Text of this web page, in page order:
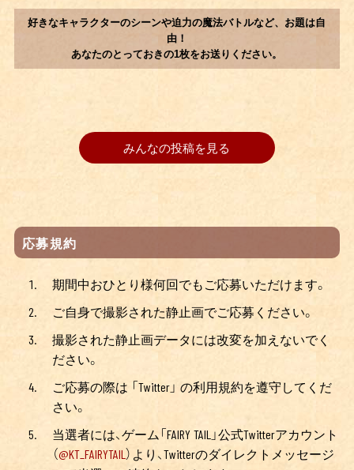
好きなキャラクターのシーンや迫力の魔法バトルなど、お題は自
由！
あなたのとっておきの1枚をお送りください。
みんなの投稿を見る
応募規約
期間中おひとり様何回でもご応募いただけます。
ご自身で撮影された静止画でご応募ください。
撮影された静止画データには改変を加えないでく
ださい。
ご応募の際は 「Twitter」 の利用規約を遵守してくだ
さい。
当選者には、ゲーム「FAIRY TAIL」公式Twitterアカウント
（@KT_FAIRYTAIL）より、Twitterのダイレクトメッセージ